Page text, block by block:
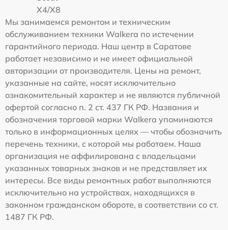
X4/X8
Мы занимаемся ремонтом и техническим
обслуживанием техники Walkera по истечении
гарантийного периода. Наш центр в Саратове
работает независимо и не имеет официальной
авторизации от производителя. Цены на ремонт,
указанные на сайте, носят исключительно
ознакомительный характер и не являются публичной
офертой согласно п. 2 ст. 437 ГК РФ. Названия и
обозначения торговой марки Walkera упоминаются
только в информационных целях — чтобы обозначить
перечень техники, с которой мы работаем. Наша
организация не аффилирована с владельцами
указанных товарных знаков и не представляет их
интересы. Все виды ремонтных работ выполняются
исключительно на устройствах, находящихся в
законном гражданском обороте, в соответствии со ст.
1487 ГК РФ.